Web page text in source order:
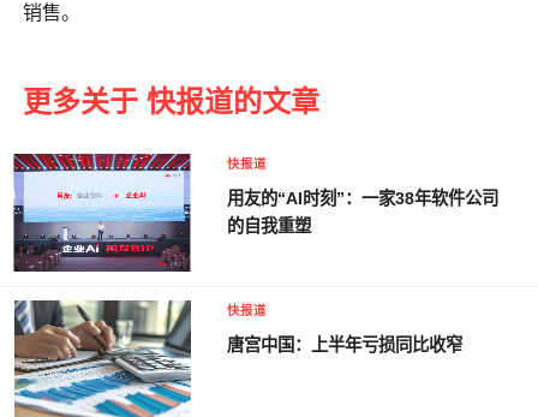
销售。
更多关于 快报道的文章
快报道
用友的“AI时刻”：一家38年软件公司
的自我重塑
快报道
唐宫中国：上半年亏损同比收窄